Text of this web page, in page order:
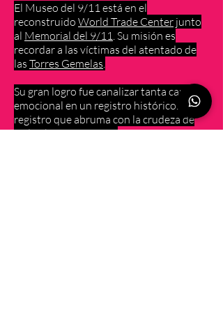
El Museo del 9/11 está en el
reconstruido World Trade Center junto
al Memorial del 9/11. Su misión es
recordar a las víctimas del atentado de
las Torres Gemelas.
Su gran logro fue canalizar tanta carga
emocional en un registro histórico. Un
registro que abruma con la crudeza de
cada objeto expuesto.